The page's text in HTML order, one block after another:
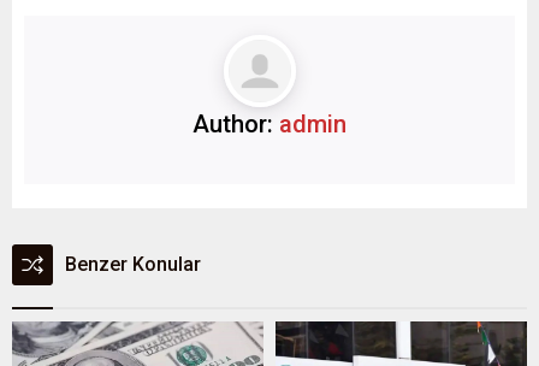
Author: admin
Benzer Konular